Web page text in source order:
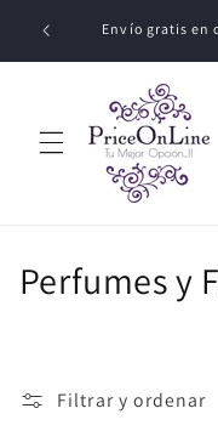
directamenteEnvío gratis en
C
e
Perfumes y
Filtrar y ordenar